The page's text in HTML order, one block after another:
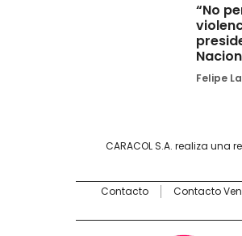
“No
Felipe
CARACOL S.A. realiza
Contacto Contacto